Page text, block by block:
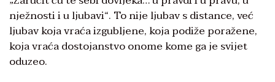
nježnosti i u ljubavi“. To nije ljubav s distance, već
ljubav koja vraća izgubljene, koja podiže poražene,
koja vraća dostojanstvo onome kome ga je svijet
oduzeo.